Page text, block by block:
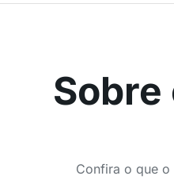
Confira o que